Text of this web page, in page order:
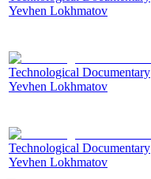
Yevhen Lokhmatov
Technological Documentary
Yevhen Lokhmatov
Technological Documentary
Yevhen Lokhmatov